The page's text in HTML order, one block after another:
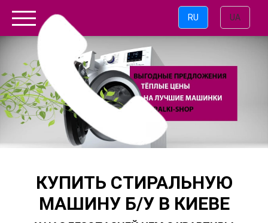
RU UA
КУПИТЬ СТИРАЛЬНУЮ
МАШИНУ Б/У В КИЕВЕ